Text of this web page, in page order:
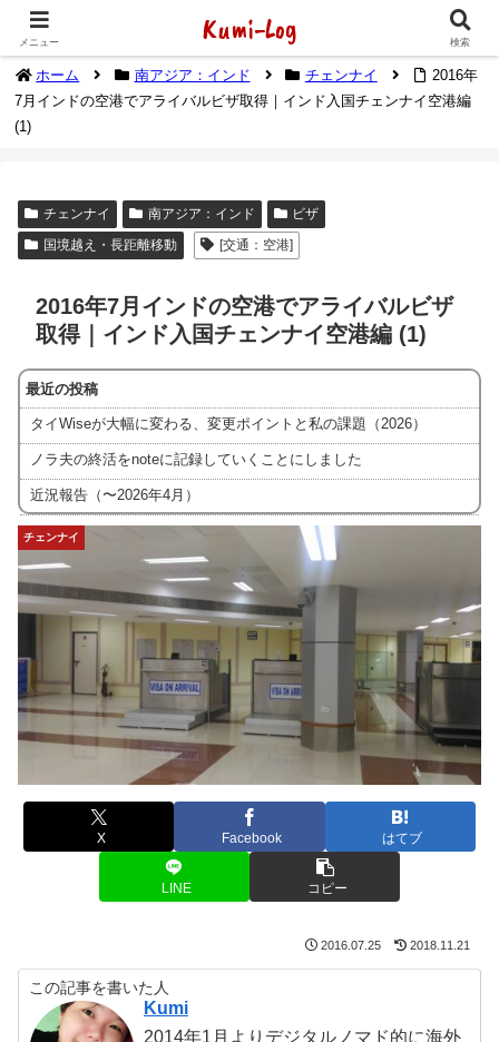
2014年1月から海外放浪（デジタルノマド）してます
ホーム 南アジア：インド チェンナイ
2016年
7月インドの空港でアライバルビザ取得｜インド入国チェンナイ空港編
(1)
チェンナイ 南アジア：インド
ビザ
国境越え・長距離移動
[交通：空港]
2016年7月インドの空港でアライバルビザ
取得｜インド入国チェンナイ空港編 (1)
最近の投稿
タイWiseが大幅に変わる、変更ポイントと私の課題（2026）
ノラ夫の終活をnoteに記録していくことにしました
近況報告（〜2026年4月）
チェンナイ
X Facebook はてブ
LINE コピー
2016.07.25 2018.11.21
この記事を書いた人
Kumi
2014年1月よりデジタルノマド的に海外
メニュー Kumi-Log 検索